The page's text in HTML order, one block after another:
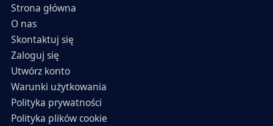
Strona główna
O nas
Skontaktuj się
Zaloguj się
Utwórz konto
Warunki użytkowania
Polityka prywatności
Polityka plików cookie